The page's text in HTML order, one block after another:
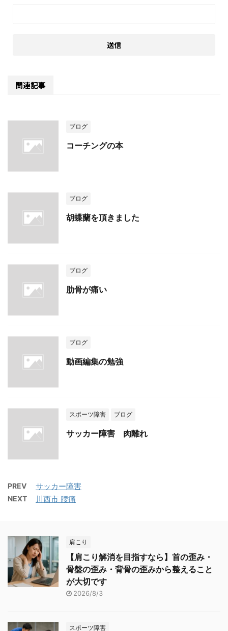
関連記事
ブログ
コーチングの本
ブログ
胡蝶蘭を頂きました
ブログ
肋骨が痛い
ブログ
動画編集の勉強
スポーツ障害 ブログ
サッカー障害 肉離れ
PREV サッカー障害
NEXT 川西市 腰痛
肩こり
【肩こり解消を目指すなら】首の歪み・
骨盤の歪み・背骨の歪みから整えること
が大切です
2026/8/3
スポーツ障害